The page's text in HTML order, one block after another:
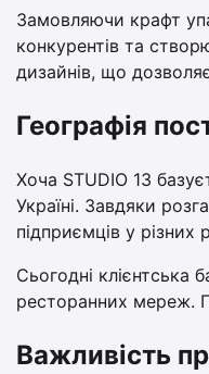
Замовляючи крафт
конкурентів та
дизайнів, що
Географія
Хоча STUDIO 13
Україні. Завдяки
підприємців у різних
Сьогодні клієнтська
ресторанних мереж.
Важливість